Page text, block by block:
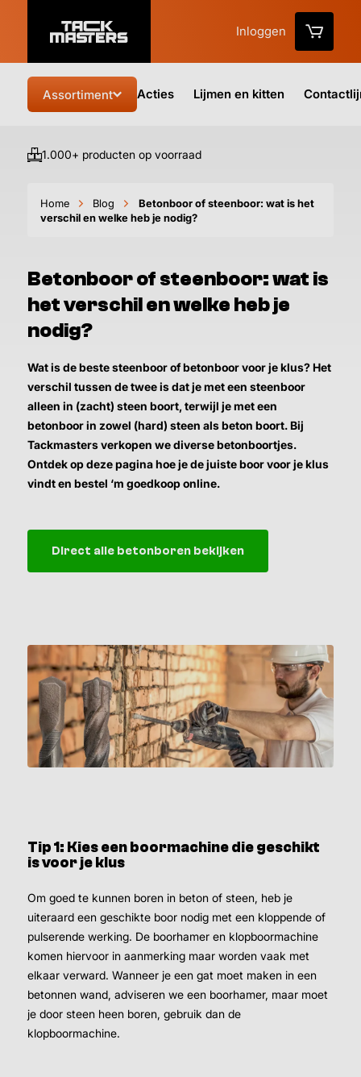
Inloggen
Assortiment Acties Lijmen en kitten
1.000+ producten op voorraad
Home Blog
Betonboor of steenboor: wat is het
verschil en welke heb je nodig?
Betonboor of steenboor: wat is
het verschil en welke heb je
nodig?
Wat is de beste steenboor of betonboor voor je klus? Het
verschil tussen de twee is dat je met een steenboor
alleen in (zacht) steen boort, terwijl je met een
betonboor in zowel (hard) steen als beton boort. Bij
Tackmasters verkopen we diverse betonboortjes.
Ontdek op deze pagina hoe je de juiste boor voor je klus
vindt en bestel ‘m goedkoop online.
Direct alle betonboren bekijken
Tip 1: Kies een boormachine die geschikt
is voor je klus
Om goed te kunnen boren in beton of steen, heb je
uiteraard een geschikte boor nodig met een kloppende of
pulserende werking. De boorhamer en klopboormachine
komen hiervoor in aanmerking maar worden vaak met
elkaar verward. Wanneer je een gat moet maken in een
betonnen wand, adviseren we een boorhamer, maar moet
je door steen heen boren, gebruik dan de
klopboormachine.